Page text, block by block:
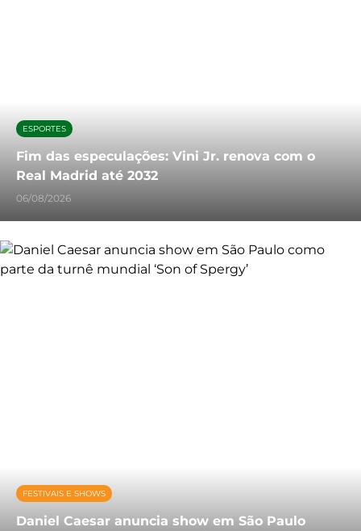
ESPORTES
Fim das especulações: Vini Jr. renova com o
Real Madrid até 2032
06/08/2026
FESTIVAIS E SHOWS
Daniel Caesar anuncia show em São Paulo